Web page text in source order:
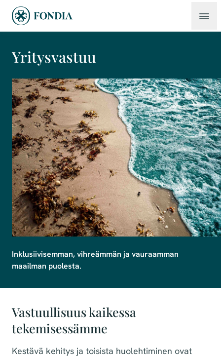
Yritysvastuu
Inklusiivisemman, vihreämmän ja vauraamman
maailman puolesta.
Vastuullisuus kaikessa
tekemisessämme
Kestävä kehitys ja toisista huolehtiminen ovat